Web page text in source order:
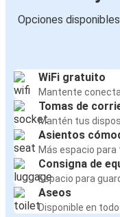
Opciones
WiFi gratuito
Mantente
Tomas de
Mantén tus
Asientos
Más espacio
Consigna de
Espacio para
Aseos
Disponible en